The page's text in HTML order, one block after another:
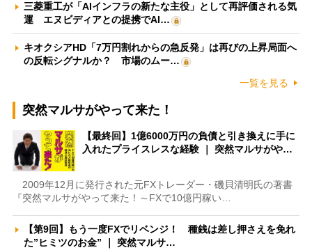
三菱重工が「AIインフラの新たな主役」として再評価される気
運 エヌビディアとの提携でAI…
キオクシアHD「7万円割れからの急反発」は再びの上昇局面へ
の反転シグナルか？ 市場のムー…
一覧を見る
突然マルサがやって来た！
【最終回】1億6000万円の負債と引き換えに手に
入れたプライスレスな経験 ｜ 突然マルサがや…
2009年12月に発行された元FXトレーダー・磯貝清明氏の著書
『突然マルサがやって来た！～FXで10億円稼い…
【第9回】もう一度FXでリベンジ！ 種銭は差し押さえを免れ
た”ヒミツのお金” ｜ 突然マルサ…